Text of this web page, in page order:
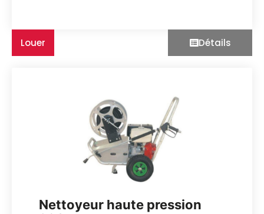
Louer Détails
Nettoyeur haute pression